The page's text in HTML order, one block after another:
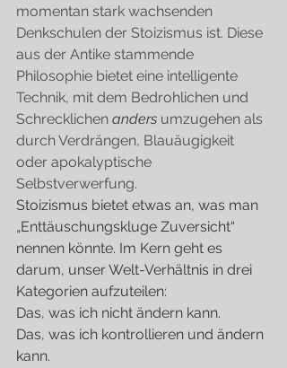
momentan stark wachsenden
Denkschulen der Stoizismus ist. Diese
aus der Antike stammende
Philosophie bietet eine intelligente
Technik, mit dem Bedrohlichen und
Schrecklichen anders umzugehen als
durch Verdrängen, Blauäugigkeit
oder apokalyptische
Selbstverwerfung.
Stoizismus bietet etwas an, was man
„Enttäuschungskluge Zuversicht“
nennen könnte. Im Kern geht es
darum, unser Welt-Verhältnis in drei
Kategorien aufzuteilen:
Das, was ich nicht ändern kann.
Das, was ich kontrollieren und ändern
kann.